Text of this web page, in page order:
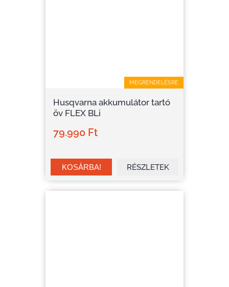
MEGRENDELÉSRE
Husqvarna akkumulátor tartó
öv FLEX BLi
79.990 Ft
RÉSZLETEK